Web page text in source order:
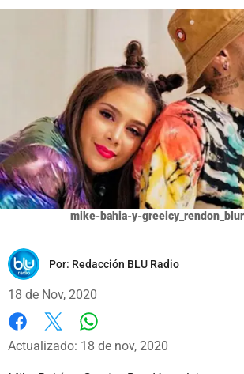
mike-bahia-y-
Por: Redacción BLU Radio
18 de Nov, 2020
Facebook
X
Actualizado: 18 de nov, 2020